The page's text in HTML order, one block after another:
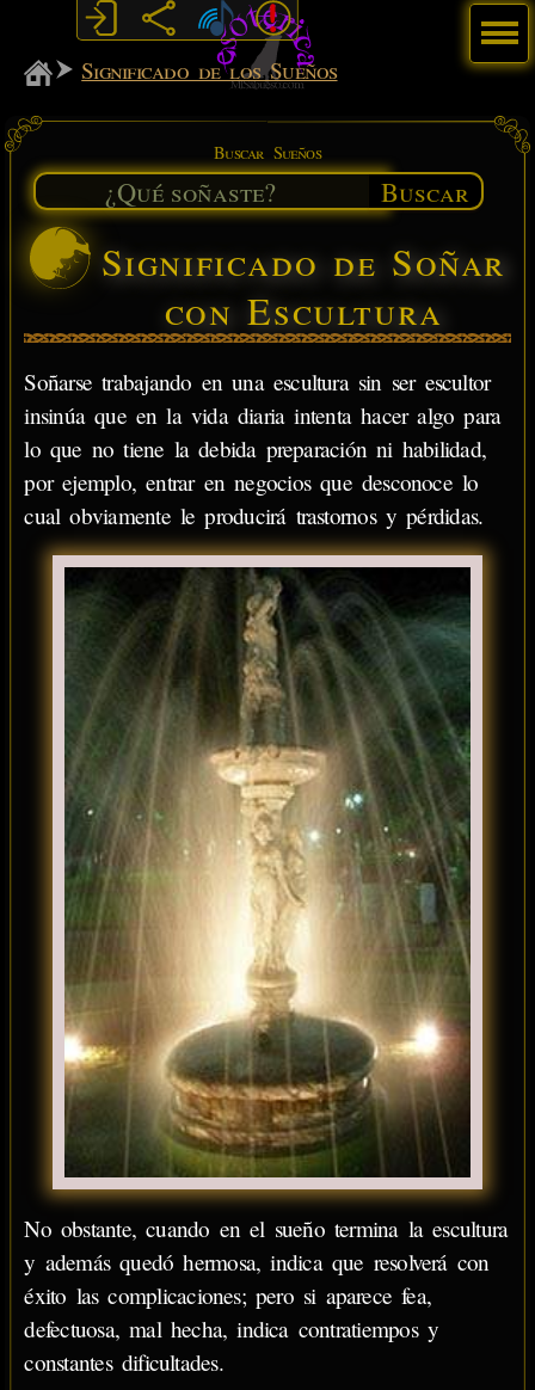
MiSabueso
Significado de los Sueños
Buscar Sueños
Buscar
Significado de Soñar
con Escultura
Soñarse trabajando en una escultura sin ser escultor
insinúa que en la vida diaria intenta hacer algo para
lo que no tiene la debida preparación ni habilidad,
por ejemplo, entrar en negocios que desconoce lo
cual obviamente le producirá trastornos y pérdidas.
No obstante, cuando en el sueño termina la escultura
y además quedó hermosa, indica que resolverá con
éxito las complicaciones; pero si aparece fea,
defectuosa, mal hecha, indica contratiempos y
constantes dificultades.
Menú